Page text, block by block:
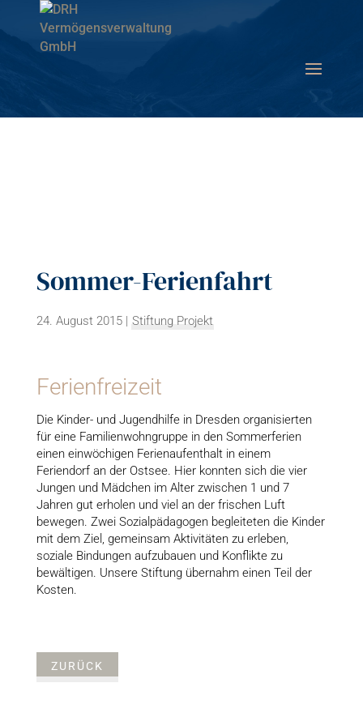
Sommer-Ferienfahrt
24. August 2015| Stiftung Projekt
Ferienfreizeit
Die Kinder- und Jugendhilfe in Dresden organisierten
für eine Familienwohngruppe in den Sommerferien
einen einwöchigen Ferienaufenthalt in einem
Feriendorf an der Ostsee. Hier konnten sich die vier
Jungen und Mädchen im Alter zwischen 1 und 7
Jahren gut erholen und viel an der frischen Luft
bewegen. Zwei Sozialpädagogen begleiteten die Kinder
mit dem Ziel, gemeinsam Aktivitäten zu erleben,
soziale Bindungen aufzubauen und Konflikte zu
bewältigen. Unsere Stiftung übernahm einen Teil der
Kosten.
ZURÜCK